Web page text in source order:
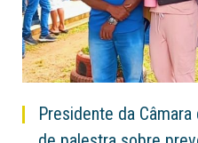
Presidente da